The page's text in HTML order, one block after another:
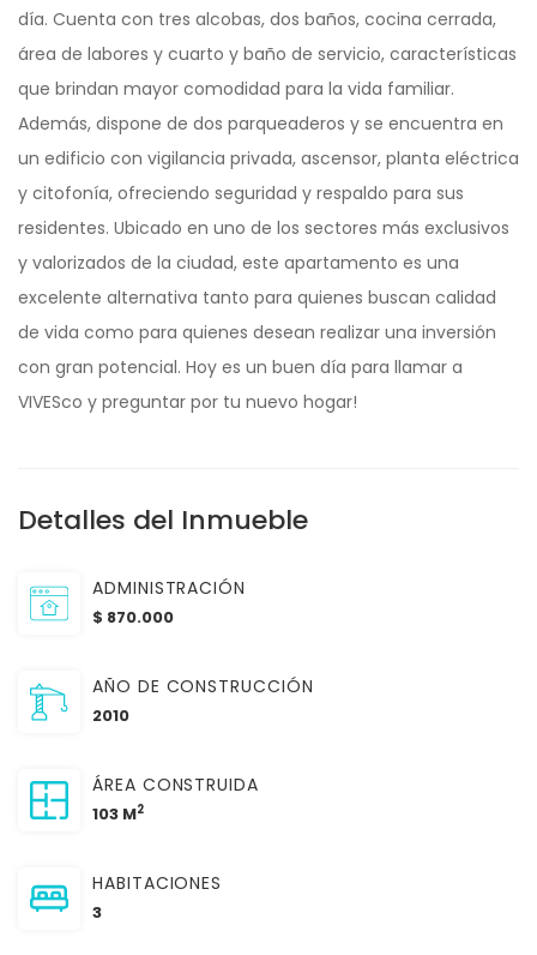
día. Cuenta con tres alcobas, dos baños, cocina cerrada,
área de labores y cuarto y baño de servicio, características
que brindan mayor comodidad para la vida familiar.
Además, dispone de dos parqueaderos y se encuentra en
un edificio con vigilancia privada, ascensor, planta eléctrica
y citofonía, ofreciendo seguridad y respaldo para sus
residentes. Ubicado en uno de los sectores más exclusivos
y valorizados de la ciudad, este apartamento es una
excelente alternativa tanto para quienes buscan calidad
de vida como para quienes desean realizar una inversión
con gran potencial. Hoy es un buen día para llamar a
VIVESco y preguntar por tu nuevo hogar!
Detalles del Inmueble
ADMINISTRACIÓN
$ 870.000
AÑO DE CONSTRUCCIÓN
2010
ÁREA CONSTRUIDA
103 M2
HABITACIONES
3